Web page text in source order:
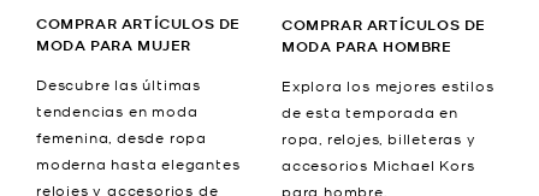
COMPRAR ARTÍCULOS DE
MODA PARA MUJER
Descubre las últimas
tendencias en moda
femenina, desde ropa
moderna hasta elegantes
relojes y accesorios de
COMPRAR ARTÍCULOS DE
MODA PARA HOMBRE
Explora los mejores estilos
de esta temporada en
ropa, relojes, billeteras y
accesorios Michael Kors
para hombre.